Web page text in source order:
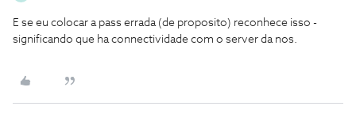
E se eu colocar a pass errada (de proposito) reconhece isso -
significando que ha connectividade com o server da nos.